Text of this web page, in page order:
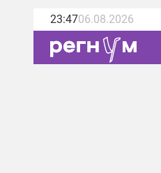
23:4706.08.2026